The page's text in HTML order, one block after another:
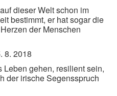
dieser Welt schon im
bestimmt, er hat sogar die
der Menschen
8. 2018
Leben gehen, resilient sein,
der irische Segensspruch